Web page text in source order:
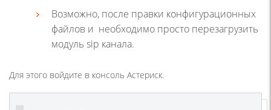
Возможно, после правки конфигурационных
файлов и необходимо просто перезагрузить
модуль sip канала.
Для этого войдите в консоль Астериск.